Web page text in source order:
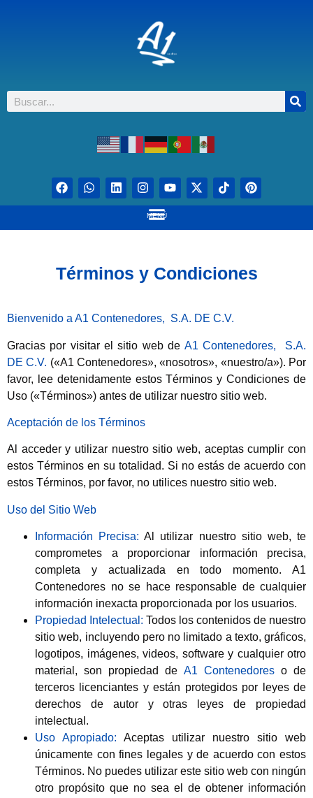
MENÚ
Términos y Condiciones
Bienvenido a A1 Contenedores, S.A. DE C.V.
Gracias por visitar el sitio web deA1 Contenedores, S.A.
DE C.V. («A1 Contenedores», «nosotros», «nuestro/a»). Por
favor, lee detenidamente estos Términos y Condiciones de
Uso («Términos») antes de utilizar nuestro sitio web.
Aceptación de los Términos
Al acceder y utilizar nuestro sitio web, aceptas cumplir con
estos Términos en su totalidad. Si no estás de acuerdo con
estos Términos, por favor, no utilices nuestro sitio web.
Uso del Sitio Web
Información Precisa: Al utilizar nuestro sitio web, te
comprometes a proporcionar información precisa,
completa y actualizada en todo momento. A1
Contenedores no se hace responsable de cualquier
información inexacta proporcionada por los usuarios.
Propiedad Intelectual: Todos los contenidos de nuestro
sitio web, incluyendo pero no limitado a texto, gráficos,
logotipos, imágenes, videos, software y cualquier otro
material, son propiedad de A1 Contenedores o de
terceros licenciantes y están protegidos por leyes de
derechos de autor y otras leyes de propiedad
intelectual.
Uso Apropiado: Aceptas utilizar nuestro sitio web
únicamente con fines legales y de acuerdo con estos
Términos. No puedes utilizar este sitio web con ningún
otro propósito que no sea el de obtener información